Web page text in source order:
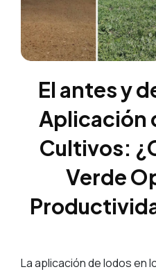
El antes y
Aplicación
Cultivos:
Verde
La aplicación de lodos en